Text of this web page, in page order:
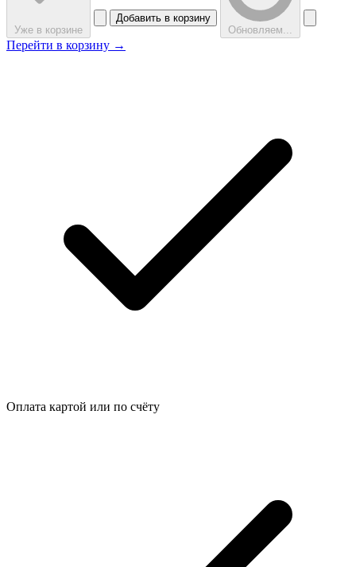
Уже в корзине
Добавить в корзину
Обновляем...
Перейти в корзину →
Оплата картой или по счёту